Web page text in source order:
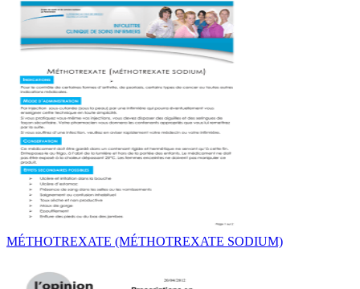
MÉTHOTREXATE (MÉTHOTREXATE SODIUM)